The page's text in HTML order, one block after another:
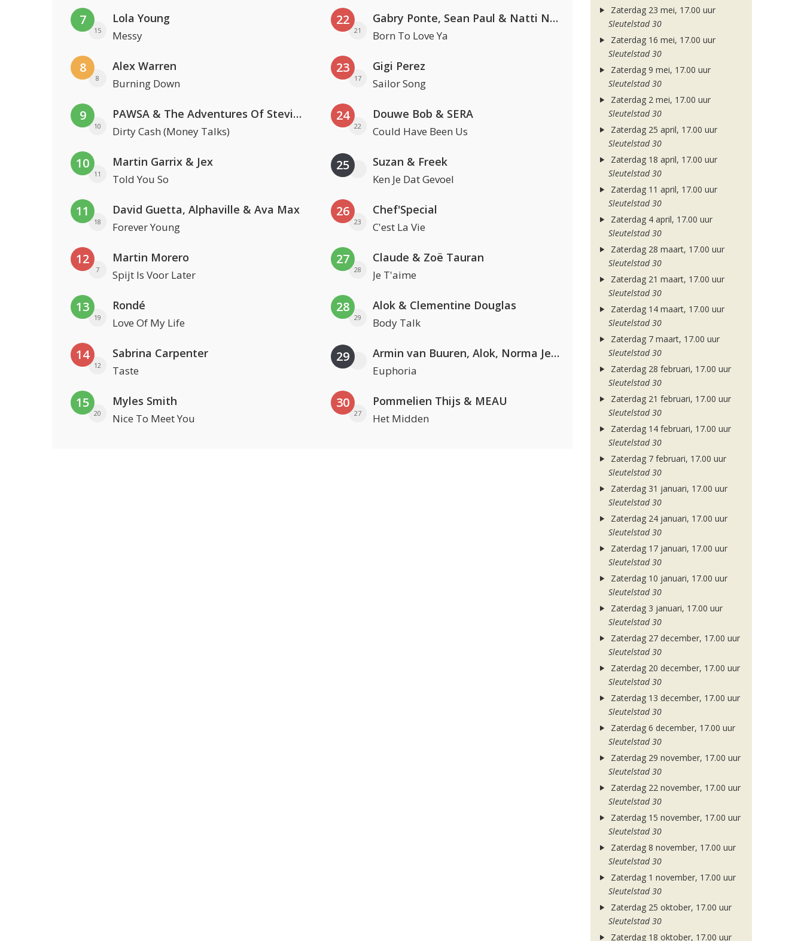
7
15
Lola Young
Messy
8
8
Alex Warren
Burning Down
9
10
PAWSA & The Adventures Of Stevie V
Dirty Cash (Money Talks)
10
11
Martin Garrix & Jex
Told You So
11
18
David Guetta, Alphaville & Ava Max
Forever Young
12
7
Martin Morero
Spijt Is Voor Later
13
19
Rondé
Love Of My Life
14
12
Sabrina Carpenter
Taste
15
20
Myles Smith
Nice To Meet You
22
21
Gabry Ponte, Sean Paul & Natti Natasha
Born To Love Ya
23
17
Gigi Perez
Sailor Song
24
22
Douwe Bob & SERA
Could Have Been Us
25 Suzan & Freek
Ken Je Dat Gevoel
26
23
Chef'Special
C'est La Vie
27
28
Claude & Zoë Tauran
Je T'aime
28
29
Alok & Clementine Douglas
Body Talk
29 Armin van Buuren, Alok, Norma Jean Martine & LAWRENT
Euphoria
30
27
Pommelien Thijs & MEAU
Het Midden
Zaterdag 23 mei, 17.00 uur
Sleutelstad 30
Zaterdag 16 mei, 17.00 uur
Sleutelstad 30
Zaterdag 9 mei, 17.00 uur
Sleutelstad 30
Zaterdag 2 mei, 17.00 uur
Sleutelstad 30
Zaterdag 25 april, 17.00 uur
Sleutelstad 30
Zaterdag 18 april, 17.00 uur
Sleutelstad 30
Zaterdag 11 april, 17.00 uur
Sleutelstad 30
Zaterdag 4 april, 17.00 uur
Sleutelstad 30
Zaterdag 28 maart, 17.00 uur
Sleutelstad 30
Zaterdag 21 maart, 17.00 uur
Sleutelstad 30
Zaterdag 14 maart, 17.00 uur
Sleutelstad 30
Zaterdag 7 maart, 17.00 uur
Sleutelstad 30
Zaterdag 28 februari, 17.00 uur
Sleutelstad 30
Zaterdag 21 februari, 17.00 uur
Sleutelstad 30
Zaterdag 14 februari, 17.00 uur
Sleutelstad 30
Zaterdag 7 februari, 17.00 uur
Sleutelstad 30
Zaterdag 31 januari, 17.00 uur
Sleutelstad 30
Zaterdag 24 januari, 17.00 uur
Sleutelstad 30
Zaterdag 17 januari, 17.00 uur
Sleutelstad 30
Zaterdag 10 januari, 17.00 uur
Sleutelstad 30
Zaterdag 3 januari, 17.00 uur
Sleutelstad 30
Zaterdag 27 december, 17.00 uur
Sleutelstad 30
Zaterdag 20 december, 17.00 uur
Sleutelstad 30
Zaterdag 13 december, 17.00 uur
Sleutelstad 30
Zaterdag 6 december, 17.00 uur
Sleutelstad 30
Zaterdag 29 november, 17.00 uur
Sleutelstad 30
Zaterdag 22 november, 17.00 uur
Sleutelstad 30
Zaterdag 15 november, 17.00 uur
Sleutelstad 30
Zaterdag 8 november, 17.00 uur
Sleutelstad 30
Zaterdag 1 november, 17.00 uur
Sleutelstad 30
Zaterdag 25 oktober, 17.00 uur
Sleutelstad 30
Zaterdag 18 oktober, 17.00 uur